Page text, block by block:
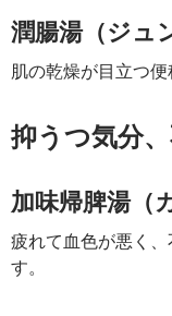
潤腸湯（ジュ
肌の乾燥が目立つ便
抑うつ気分
加味帰脾湯（
疲れて血色が悪く
す。